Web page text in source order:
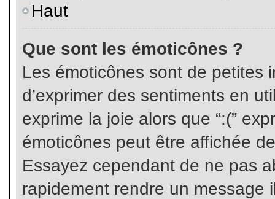
Haut
Que sont les émoticônes ?
Les émoticônes sont de petites
d’exprimer des sentiments en
exprime la joie alors que “:(”
émoticônes peut être affichée
Essayez cependant de ne pas
rapidement rendre un message